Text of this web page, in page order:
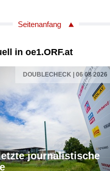
Seitenanfang
in oe1.ORF.at
DOUBLECHECK | 06 08 2026
journalistische